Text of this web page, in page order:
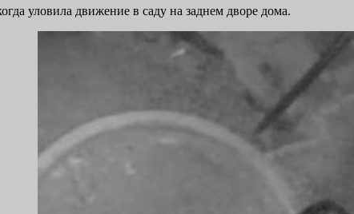
уловила движение в саду на заднем дворе дома.